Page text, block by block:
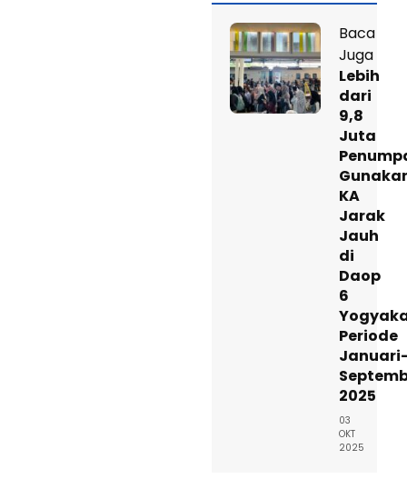
Baca
Juga
Lebih
dari
9,8
Juta
KA
Jarak
Jauh
di
Daop
6
Periode
2025
03
OKT
2025